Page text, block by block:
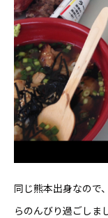
同じ熊本出身なので
らのんびり過ごしま